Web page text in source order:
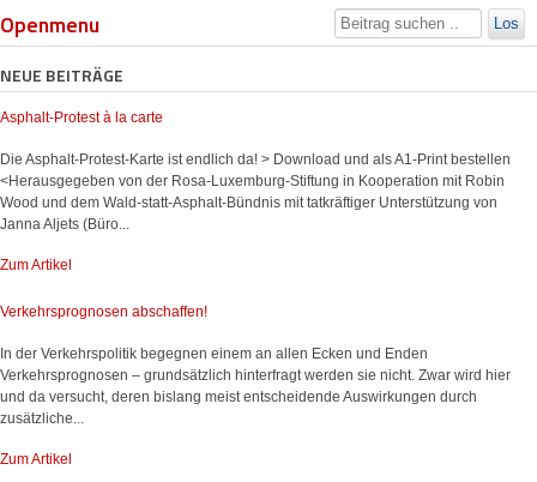
Openmenu Los
NEUE BEITRÄGE
Asphalt-Protest à la carte
Die Asphalt-Protest-Karte ist endlich da! > Download und als A1-Print bestellen
<Herausgegeben von der Rosa-Luxemburg-Stiftung in Kooperation mit Robin
Wood und dem Wald-statt-Asphalt-Bündnis mit tatkräftiger Unterstützung von
Janna Aljets (Büro...
Zum Artikel
Verkehrsprognosen abschaffen!
In der Verkehrspolitik begegnen einem an allen Ecken und Enden
Verkehrsprognosen – grundsätzlich hinterfragt werden sie nicht. Zwar wird hier
und da versucht, deren bislang meist entscheidende Auswirkungen durch
zusätzliche...
Zum Artikel